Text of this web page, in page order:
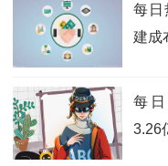
每日
建成
每日
3.26